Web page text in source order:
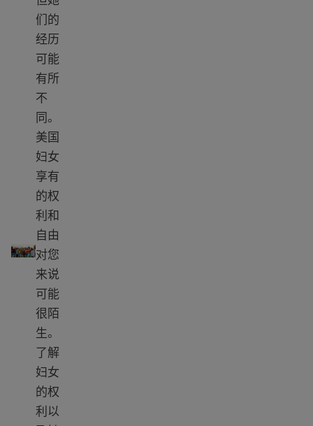
了解美国妇女的权利和角色
们的
经历
可能
有所
不
同。
美国
妇女
享有
的权
利和
自由
对您
来说
可能
很陌
生。
了解
妇女
的权
利以